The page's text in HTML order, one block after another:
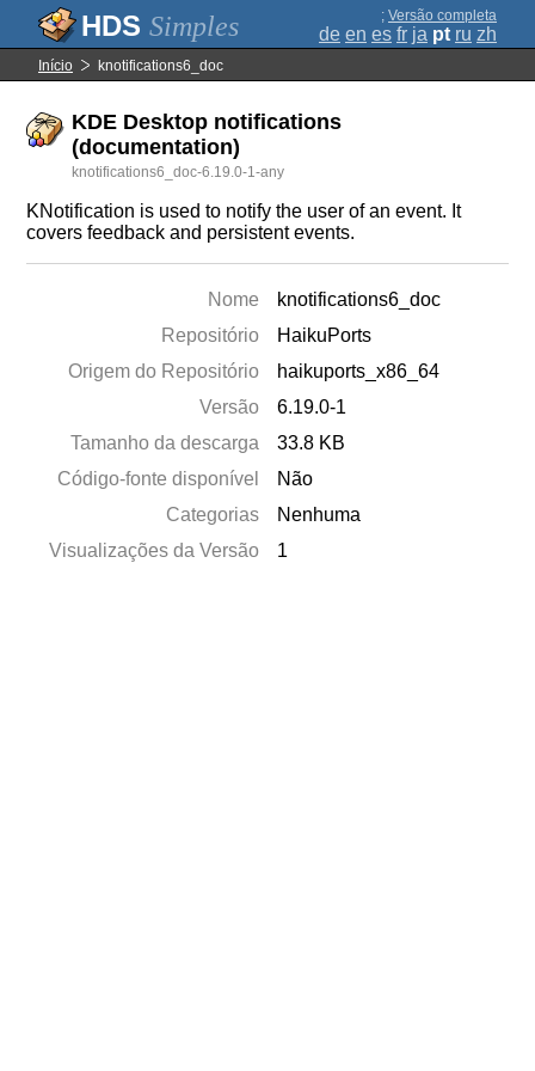
Simples ; Versão completa
de en es fr ja pt ru zh
Início knotifications6_doc
KDE Desktop notifications
(documentation)
knotifications6_doc-6.19.0-1-any
KNotification is used to notify the user of an event. It
covers feedback and persistent events.
Nome
knotifications6_doc
Repositório
HaikuPorts
Origem do Repositório
haikuports_x86_64
Versão
6.19.0-1
Tamanho da descarga
33.8 KB
Código-fonte disponível
Não
Categorias
Nenhuma
Visualizações da Versão
1